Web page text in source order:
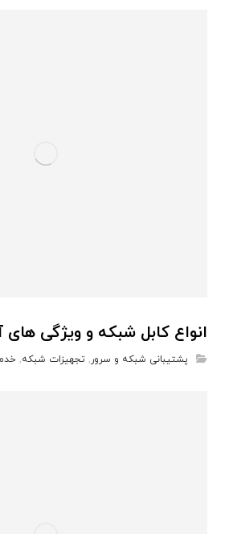
انواع کابل شبکه و ویژگی های
پشتیبانی شبکه و سرور,تجهیزات شبکه,